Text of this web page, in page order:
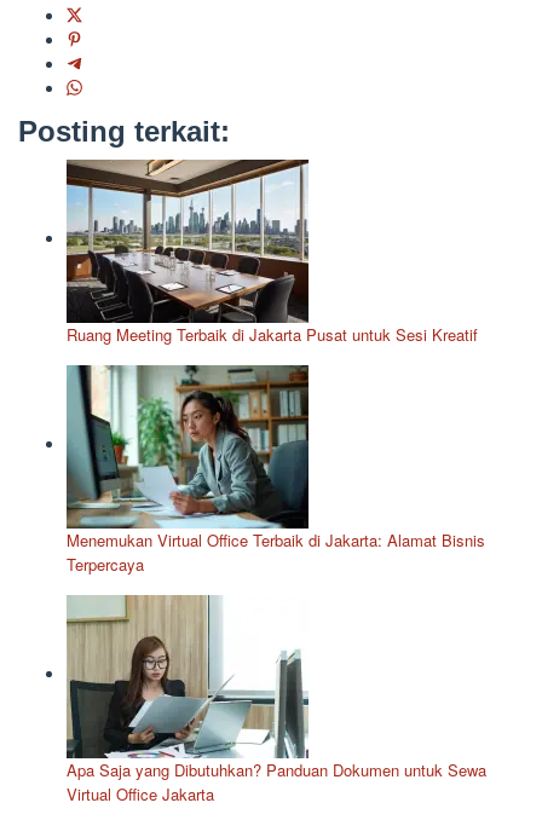
Posting terkait:
Ruang Meeting Terbaik di Jakarta Pusat untuk Sesi Kreatif
Menemukan Virtual Office Terbaik di Jakarta: Alamat Bisnis
Terpercaya
Apa Saja yang Dibutuhkan? Panduan Dokumen untuk Sewa
Virtual Office Jakarta